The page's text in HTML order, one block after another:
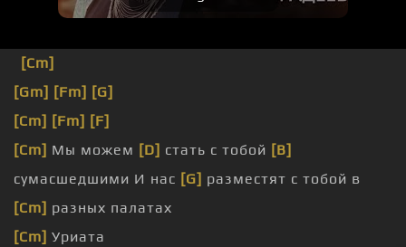
[Cm]
[Gm] [Fm] [G]
[Cm] [Fm] [F]
[Cm] Мы можем [D] стать с тобой [B]
сумасшедшими И нас [G] разместят с тобой в
[Cm] разных палатах
[Cm] Уриата